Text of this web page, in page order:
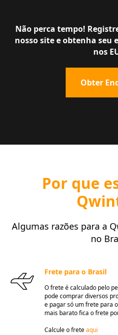
Não perca tempo!
nosso site e obtenha seu
nos
Obter
Por que
Algumas razões para a
no
Frete para o Brasil
O frete é calculado pelo
pode comprar diversos
e pagar só um frete para
mais barato fica o frete
Calcule o freteaqui